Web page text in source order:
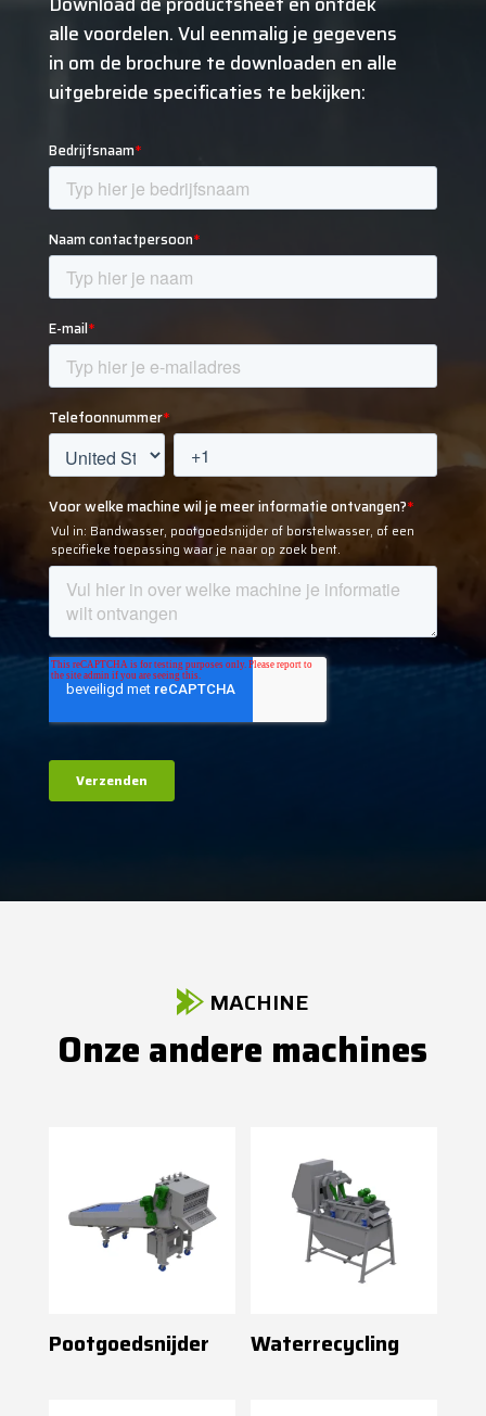
alle voordelen. Vul eenmalig je gegevens
in om de brochure te downloaden en alle
uitgebreide specificaties te bekijken:
MACHINE
Onze andere machines
Pootgoedsnijder Waterrecycling